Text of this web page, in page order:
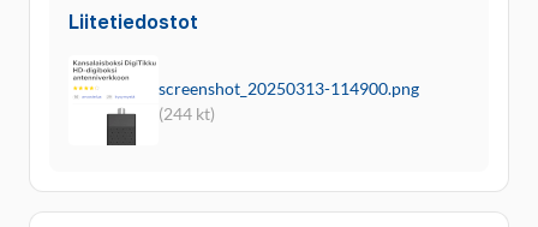
Liitetiedostot
screenshot_20250313-114900.png
(244 kt)